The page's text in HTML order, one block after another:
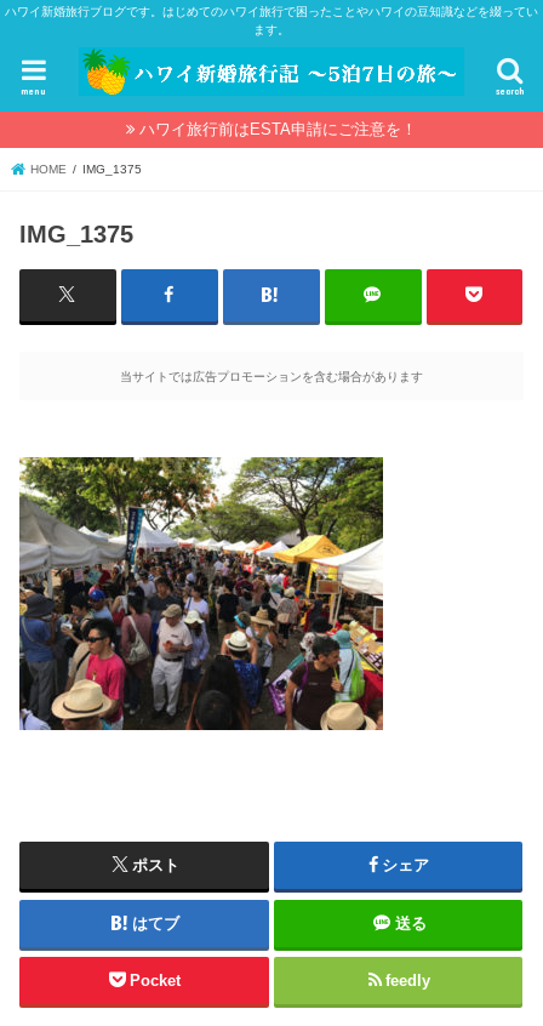
ハワイ新婚旅行ブログです。はじめてのハワイ旅行で困ったことやハワイの豆知識などを綴ってい
ます。
search
menu
ハワイ旅行前はESTA申請にご注意を！
HOME IMG_1375
IMG_1375
当サイトでは広告プロモーションを含む場合があります
ポスト シェア
はてブ 送る
Pocket feedly